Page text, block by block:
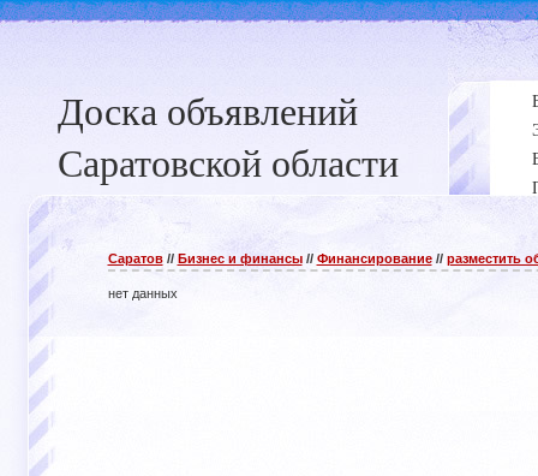
Доска объявлений
Саратовской области
Саратов// Бизнес и финансы// Финансирование// разместить
нет данных